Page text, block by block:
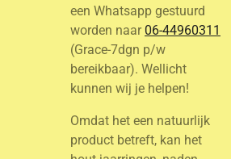
een Whatsapp gestuurd
worden naar 06-44960311
(Grace-7dgn p/w
bereikbaar). Wellicht
kunnen wij je helpen!
Omdat het een natuurlijk
product betreft, kan het